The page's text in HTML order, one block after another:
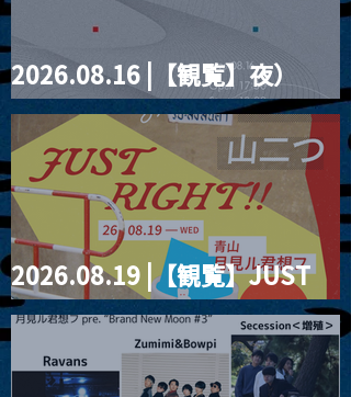
2026.08.16 |【観覧】夜）
four dots vol.2
2026.08.19 |【観覧】JUST
RIGHT!! vol.27